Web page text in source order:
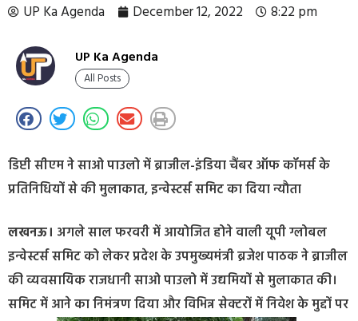
UP Ka Agenda December 12, 2022 8:22 pm
UP Ka Agenda
All Posts
डिप्टी सीएम ने साओ पाउलो में ब्राजील-इंडिया चैंबर ऑफ कॉमर्स के
प्रतिनिधियों से की मुलाकात, इन्वेस्टर्स समिट का दिया न्यौता
लखनऊ। अगले साल फरवरी में आयोजित होने वाली यूपी ग्लोबल
इन्वेस्टर्स समिट को लेकर प्रदेश के उपमुख्यमंत्री ब्रजेश पाठक ने ब्राजील
की व्यवसायिक राजधानी साओ पाउलो में उद्यमियों से मुलाकात की।
समिट में आने का निमंत्रण दिया और विभिन्न सेक्टरों में निवेश के मुद्दों पर